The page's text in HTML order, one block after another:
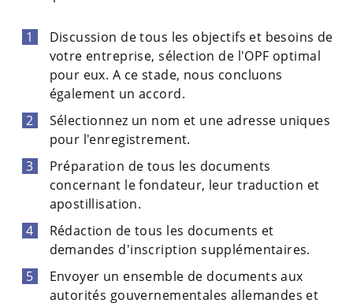
Discussion de tous les objectifs et besoins de
votre entreprise, sélection de l'OPF optimal
pour eux. A ce stade, nous concluons
également un accord.
Sélectionnez un nom et une adresse uniques
pour l'enregistrement.
Préparation de tous les documents
concernant le fondateur, leur traduction et
apostillisation.
Rédaction de tous les documents et
demandes d'inscription supplémentaires.
Envoyer un ensemble de documents aux
autorités gouvernementales allemandes et